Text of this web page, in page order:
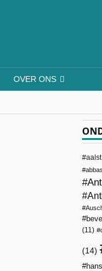
OVER ONS
abbas
(11)
(14)